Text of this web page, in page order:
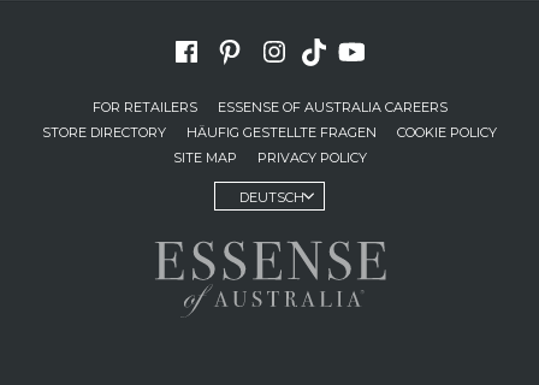
FOR RETAILERS
ESSENSE OF AUSTRALIA CAREERS
STORE DIRECTORY
HÄUFIG GESTELLTE FRAGEN
COOKIE POLICY
SITE MAP
PRIVACY POLICY
DEUTSCH